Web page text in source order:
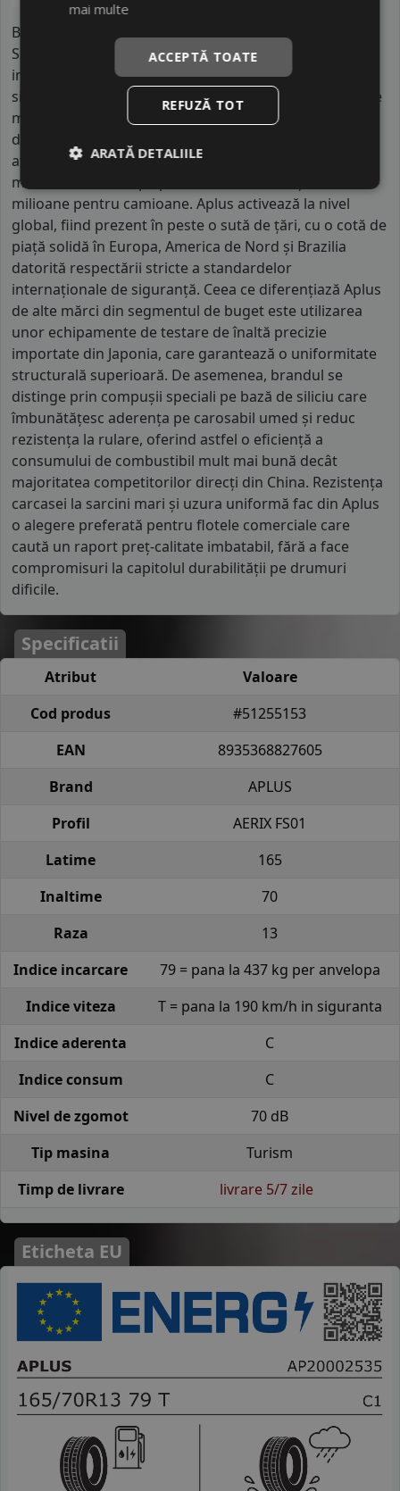
Brandul Aplus este produs de gigantul chinez
Shandong Haohua Tire, o companie care a reușit să se
impună printr-o infrastructură industrială colosală
situată în parcul tehnologic din Houzhen. Cu o forță de
muncă ce depășește șase mii de angajați, fabrica
dispune de linii de producție automatizate ce permit
atingerea unei capacități anuale de peste douăzeci de
milioane de anvelope pentru autoturisme și două
milioane pentru camioane. Aplus activează la nivel
global, fiind prezent în peste o sută de țări, cu o cotă de
piață solidă în Europa, America de Nord și Brazilia
datorită respectării stricte a standardelor
internaționale de siguranță. Ceea ce diferențiază Aplus
de alte mărci din segmentul de buget este utilizarea
unor echipamente de testare de înaltă precizie
importate din Japonia, care garantează o uniformitate
structurală superioară. De asemenea, brandul se
distinge prin compușii speciali pe bază de siliciu care
îmbunătățesc aderența pe carosabil umed și reduc
rezistența la rulare, oferind astfel o eficiență a
consumului de combustibil mult mai bună decât
majoritatea competitorilor direcți din China. Rezistența
carcasei la sarcini mari și uzura uniformă fac din Aplus
o alegere preferată pentru flotele comerciale care
caută un raport preț-calitate imbatabil, fără a face
compromisuri la capitolul durabilității pe drumuri
dificile.
Specificatii
Atribut
Valoare
Cod produs
#51255153
EAN
8935368827605
Brand
APLUS
Profil
AERIX FS01
Latime
165
Inaltime
70
Raza
13
Indice incarcare
79 = pana la 437 kg per anvelopa
Indice viteza
T = pana la 190 km/h in siguranta
Indice aderenta
C
Indice consum
C
Nivel de zgomot
70 dB
Tip masina
Turism
Timp de livrare
livrare 5/7 zile
Eticheta EU
mai multe
ACCEPTĂ TOATE
REFUZĂ TOT
ARATĂ DETALIILE